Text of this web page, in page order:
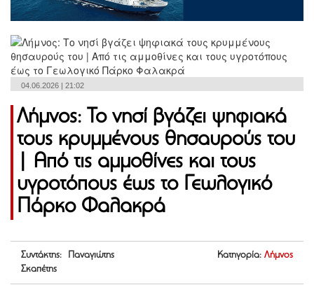
04.06.2026 | 21:02
Λήμνος: Το νησί βγάζει ψηφιακά
τους κρυμμένους θησαυρούς του
| Από τις αμμοθίνες και τους
υγροτόπους έως το Γεωλογικό
Πάρκο Φαλακρά
Συντάκτης: Παναγιώτης
Σκαπέτης
Κατηγορία: Λήμνος